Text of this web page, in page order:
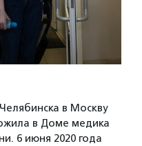
в Москву
в Доме медика
6 июня 2020 года